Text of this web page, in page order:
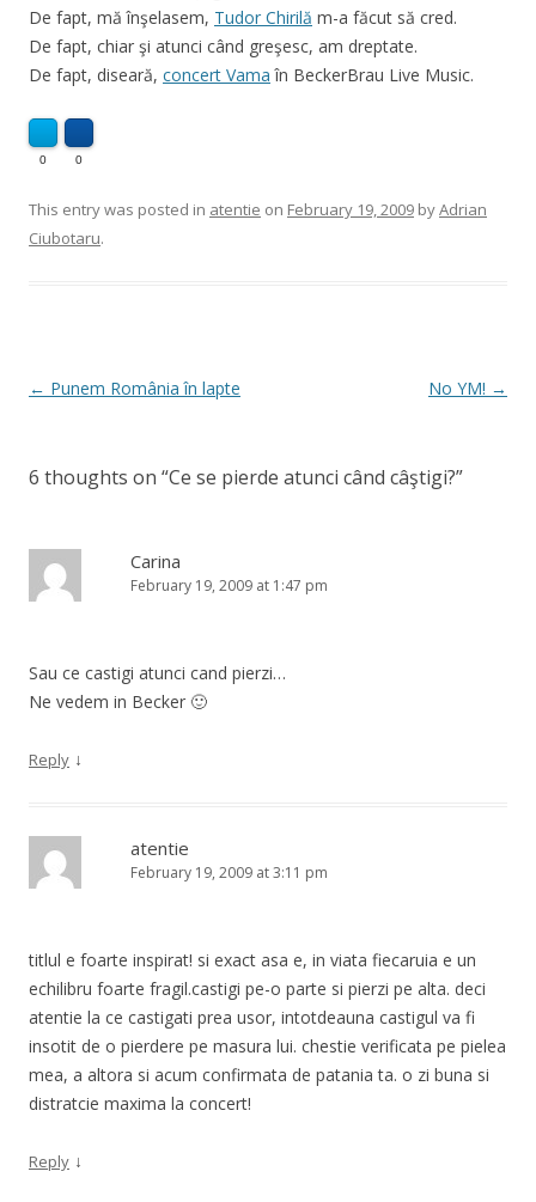
De fapt, mă înşelasem, Tudor Chirilă m-a făcut să cred.
De fapt, chiar şi atunci când greşesc, am dreptate.
De fapt, diseară, concert Vama în BeckerBrau Live Music.
0 0
This entry was posted in atentie on February 19, 2009 byAdrian
Ciubotaru.
Post
← Punem România în lapte No YM! →
6 thoughts on “Ce se pierde atunci când câştigi?”
Carina
February 19, 2009 at 1:47 pm
Sau ce castigi atunci cand pierzi…
Ne vedem in Becker 🙂
Reply ↓
atentie
February 19, 2009 at 3:11 pm
titlul e foarte inspirat! si exact asa e, in viata fiecaruia e un
echilibru foarte fragil.castigi pe-o parte si pierzi pe alta. deci
atentie la ce castigati prea usor, intotdeauna castigul va fi
insotit de o pierdere pe masura lui. chestie verificata pe pielea
mea, a altora si acum confirmata de patania ta. o zi buna si
distratcie maxima la concert!
Reply ↓